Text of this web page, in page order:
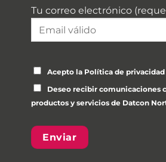
Tu correo electrónico
Por favor, deja este campo
Acepto la Política de privacidad
Deseo recibir comunicaciones
productos y servicios de Datcon